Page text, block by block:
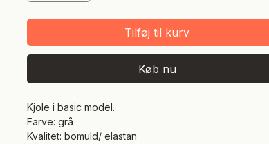
Tilføj til kurv
Køb nu
Kjole i basic model.
Farve: grå
Kvalitet: bomuld/ elastan